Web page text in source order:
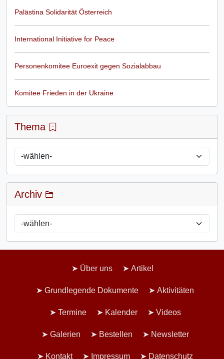
Palästina Solidarität Österreich
International Initiative for Peace
Personenkomitee Euroexit gegen Sozialabbau
Komitee Frieden in der Ukraine
Thema
Archiv
Über uns Artikel
Grundlegende Dokumente Aktivitäten
Termine Kalender Videos
Galerien Bestellen Newsletter
Kontakt Impressum Datenschutz